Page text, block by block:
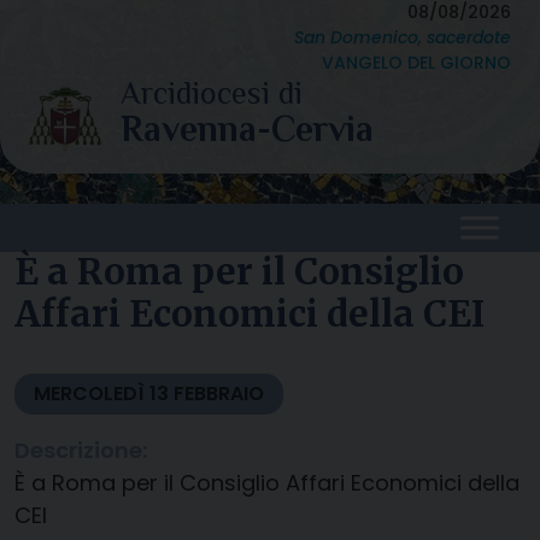
content
08/08/2026
San Domenico, sacerdote
VANGELO DEL GIORNO
È a Roma per il Consiglio
Affari Economici della CEI
MERCOLEDÌ 13 FEBBRAIO
È a Roma per il Consiglio Affari Economici della
CEI